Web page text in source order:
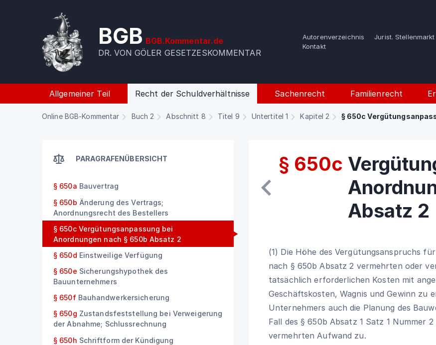
BGB BGB.Kommentar.de
DR. VON GÖLER GESETZESKOMMENTAR
Autorenverzeichnis
Jurist. Stellenmarkt
Kontakt
Allgemeiner Teil Recht der Schuldverhältnisse Sachenrecht Familienrecht
Online BGB-Kommentar Buch 2 Abschnitt 8 Titel 9 Untertitel 1 Kapitel 2
§ 650c
PARAGRAFENÜBERSICHT
§ 650a Bauvertrag
§ 650b Änderung des Vertrags;
Anordnungsrecht des Bestellers
§ 650c Vergütungsanpassung bei
Anordnungen nach § 650b Absatz 2
§ 650d Einstweilige Verfügung
§ 650e Sicherungshypothek des
Bauunternehmers
§ 650f Bauhandwerkersicherung
§ 650g Zustandsfeststellung bei Verweigerung
der Abnahme; Schlussrechnung
§ 650h Schriftform der Kündigung
§ 650c
Absatz 2
(1) Die Höhe des Vergütungsanspruchs
nach § 650b Absatz 2 vermehrten oder
tatsächlich erforderlichen Kosten mit
Geschäftskosten, Wagnis und Gewinn zu
Unternehmers auch die Planung des
Fall des § 650b Absatz 1 Satz 1 Nummer
vermehrten Aufwand zu.